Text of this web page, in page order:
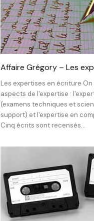
Affaire Grégory – Les
Les expertises en écriture
aspects de l'expertise :
(examens techniques et
support) et l'expertise en
Cinq écrits sont recensés...